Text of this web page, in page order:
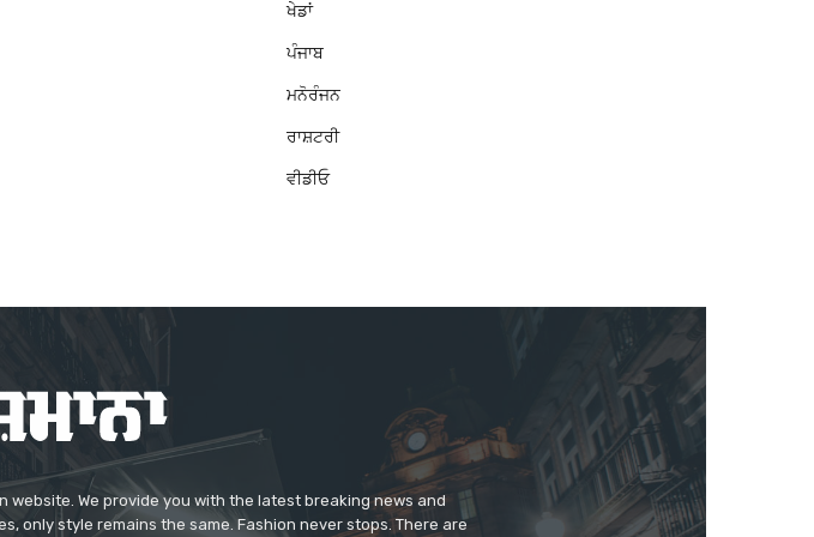
ਖੇਡਾਂ
ਪੰਜਾਬ
ਮਨੋਰੰਜਨ
ਰਾਸ਼ਟਰੀ
ਵੀਡੀਓ
We provide you with the latest breaking news and
only style remains the same. Fashion never stops. There are